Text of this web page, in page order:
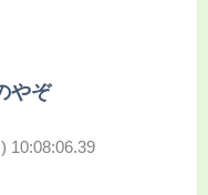
やぞ
10:08:06.39